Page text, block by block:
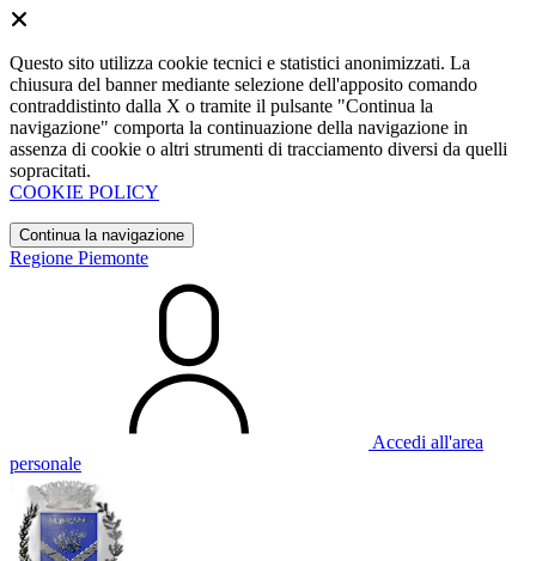
Questo sito utilizza cookie tecnici e statistici anonimizzati. La
chiusura del banner mediante selezione dell'apposito comando
contraddistinto dalla X o tramite il pulsante "Continua la
navigazione" comporta la continuazione della navigazione in
assenza di cookie o altri strumenti di tracciamento diversi da quelli
sopracitati.
COOKIE POLICY
Continua la navigazione
Regione Piemonte
Accedi all'area
personale